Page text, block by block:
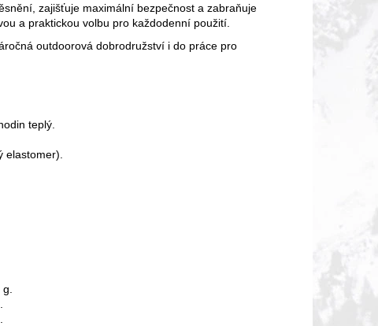
zajišťuje maximální bezpečnost a zabraňuje
a praktickou volbu pro každodenní použití.
outdoorová dobrodružství i do práce pro
teplý.
elastomer).